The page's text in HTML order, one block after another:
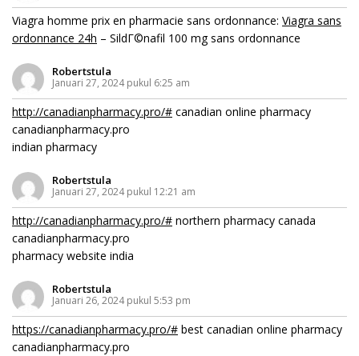
Viagra homme prix en pharmacie sans ordonnance: Viagra sans
ordonnance 24h – SildГ©nafil 100 mg sans ordonnance
Robertstula
Januari 27, 2024 pukul 6:25 am
http://canadianpharmacy.pro/# canadian online pharmacy
canadianpharmacy.pro
indian pharmacy
Robertstula
Januari 27, 2024 pukul 12:21 am
http://canadianpharmacy.pro/# northern pharmacy canada
canadianpharmacy.pro
pharmacy website india
Robertstula
Januari 26, 2024 pukul 5:53 pm
https://canadianpharmacy.pro/# best canadian online pharmacy
canadianpharmacy.pro